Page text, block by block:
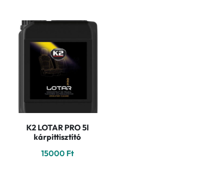
K2 LOTAR PRO 5l
kárpittisztító
15000 Ft